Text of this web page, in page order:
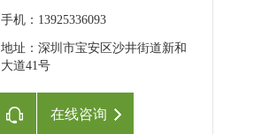
手机：13925336093
地址：深圳市宝安区沙井街道新和
大道41号
在线咨询